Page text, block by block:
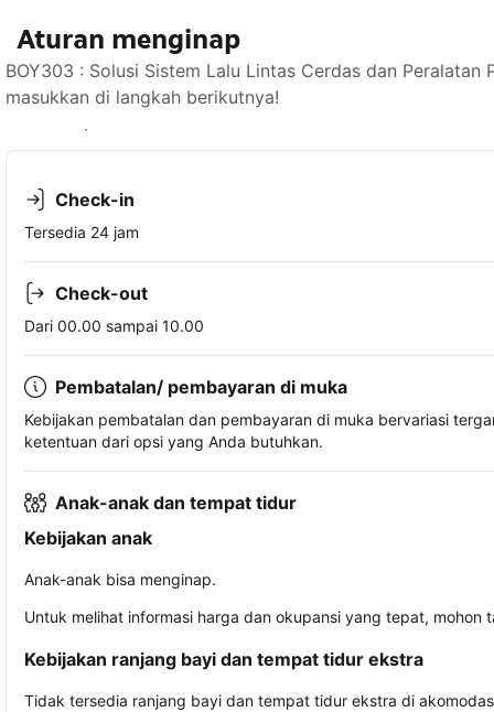
Aturan menginap
BOY303 : Solusi Sistem Lalu Lintas Cerdas dan
masukkan di langkah berikutnya!
Lihat ketersediaan
Check-in
Tersedia 24 jam
Check-out
Dari 00.00 sampai 10.00
Pembatalan/ pembayaran di muka
Kebijakan pembatalan dan pembayaran di muka bervariasi
ketentuan dari opsi yang Anda butuhkan.
Anak-anak dan tempat tidur
Kebijakan anak
Anak-anak bisa menginap.
Untuk melihat informasi harga dan okupansi yang tepat,
Kebijakan ranjang bayi dan tempat tidur ekstra
Tidak tersedia ranjang bayi dan tempat tidur ekstra di